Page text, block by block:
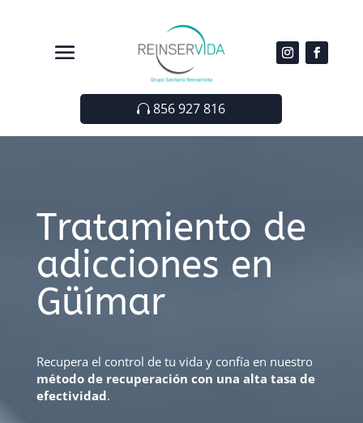
856 927 816
Tratamiento de
adicciones en
Güímar
Recupera el control de tu vida y confía en nuestro
método de recuperación con una alta tasa de
efectividad.